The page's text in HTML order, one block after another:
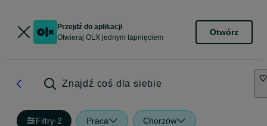
Przejdź do aplikacji
Otwieraj OLX jednym tapnięciem
Otwórz
Znajdź coś dla siebie
Filtry·2 Praca Chorzów